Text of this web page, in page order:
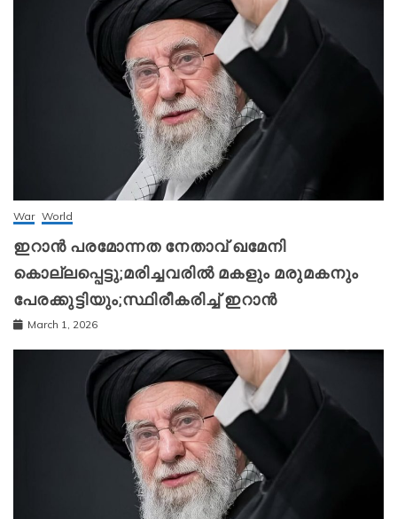
War World
ഇറാന്‍ പരമോന്നത നേതാവ് ഖമേനി
കൊല്ലപ്പെട്ടു;മരിച്ചവരിൽ മകളും മരുമകനും
പേരക്കുട്ടിയും;സ്ഥിരീകരിച്ച് ഇറാന്‍
March 1, 2026